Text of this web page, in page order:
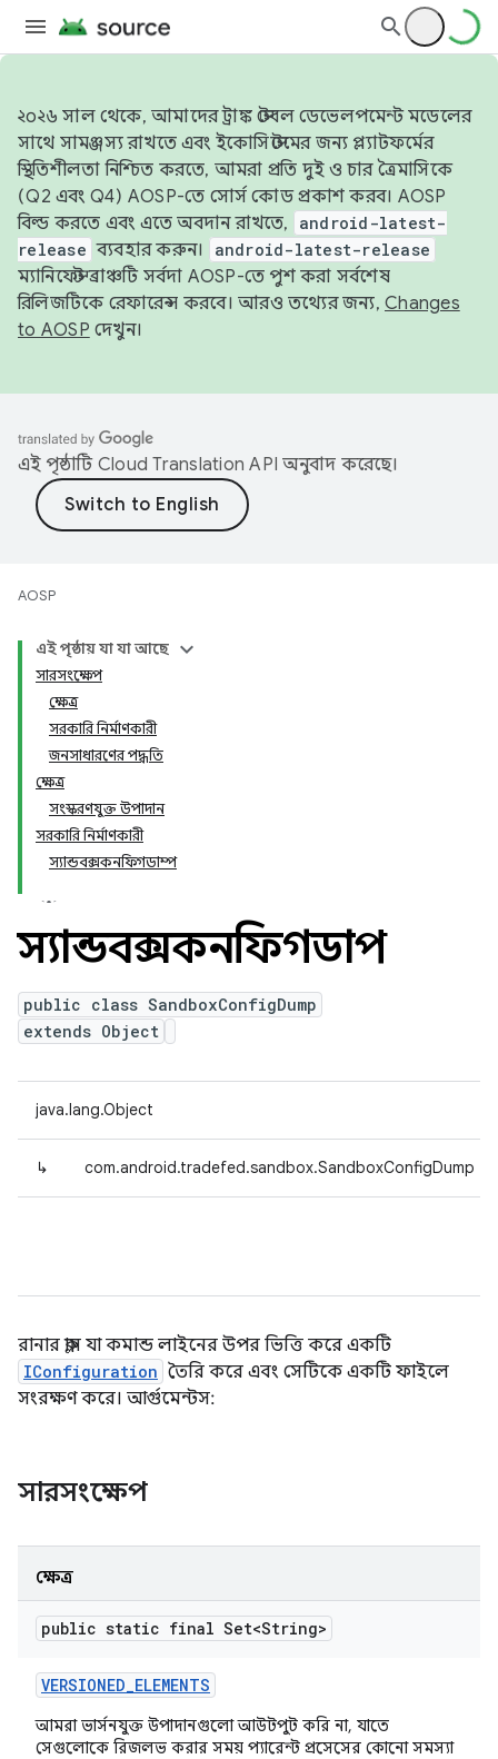
২০২৬ সাল থেকে, আমাদের ট্রাঙ্ক স্টেবল ডেভেলপমেন্ট মডেলের
সাথে সামঞ্জস্য রাখতে এবং ইকোসিস্টেমের জন্য প্ল্যাটফর্মের
স্থিতিশীলতা নিশ্চিত করতে, আমরা প্রতি দুই ও চার ত্রৈমাসিকে
(Q2 এবং Q4) AOSP-তে সোর্স কোড প্রকাশ করব। AOSP
বিল্ড করতে এবং এতে অবদান রাখতে,
android-latest-
release ব্যবহার করুন। android-latest-release
ম্যানিফেস্ট ব্রাঞ্চটি সর্বদা AOSP-তে পুশ করা সর্বশেষ
রিলিজটিকে রেফারেন্স করবে। আরও তথ্যের জন্য, Changes
to AOSP দেখুন।
এই পৃষ্ঠাটি Cloud Translation API অনুবাদ করেছে।
AOSP
এই পৃষ্ঠায় যা যা আছে
সারসংক্ষেপ
ক্ষেত্র
সরকারি নির্মাণকারী
জনসাধারণের পদ্ধতি
ক্ষেত্র
সংস্করণযুক্ত উপাদান
সরকারি নির্মাণকারী
স্যান্ডবক্সকনফিগডাম্প
স্যান্ডবক্সকনফিগডাম্প
public class SandboxConfigDump
extends Object
java.lang.Object
↳ com.android.tradefed.sandbox.SandboxConfigDump
রানার ক্লাস যা কমান্ড লাইনের উপর ভিত্তি করে একটি
IConfiguration তৈরি করে এবং সেটিকে একটি ফাইলে
সংরক্ষণ করে। আর্গুমেন্টস:
সারসংক্ষেপ
ক্ষেত্র
public static final Set<String>
VERSIONED_ELEMENTS
আমরা ভার্সনযুক্ত উপাদানগুলো আউটপুট করি না, যাতে
সেগুলোকে রিজলভ করার সময় প্যারেন্ট প্রসেসের কোনো সমস্যা